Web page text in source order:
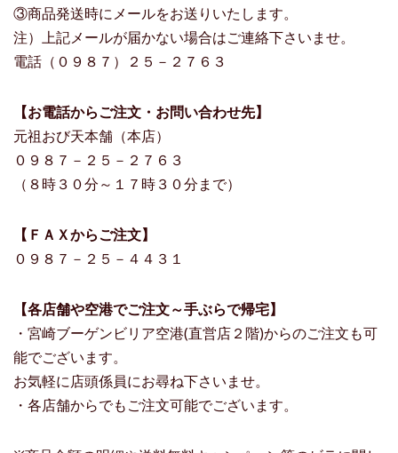
③商品発送時にメールをお送りいたします。
注）上記メールが届かない場合はご連絡下さいませ。
電話（０９８７）２５－２７６３
【お電話からご注文・お問い合わせ先】
元祖おび天本舗（本店）
０９８７－２５－２７６３
（８時３０分～１７時３０分まで）
【ＦＡＸからご注文】
０９８７－２５－４４３１
【各店舗や空港でご注文～手ぶらで帰宅】
・宮崎ブーゲンビリア空港(直営店２階)からのご注文も可
能でございます。
お気軽に店頭係員にお尋ね下さいませ。
・各店舗からでもご注文可能でございます。